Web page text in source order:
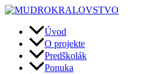
Preskočiť
obsah
Úvod
O projekte
Predškolák
Ponuka